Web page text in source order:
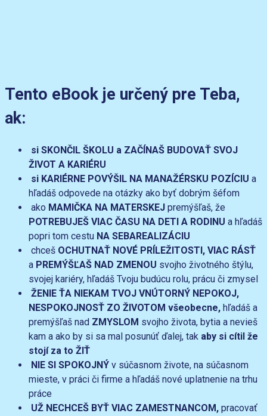
Tento eBook je určený pre Teba,
ak:
si SKONČIL ŠKOLU a ZAČÍNAŠ BUDOVAŤ SVOJ
ŽIVOT A KARIÉRU
si KARIÉRNE POVÝŠIL NA MANAŽÉRSKU POZÍCIU a
hľadáš odpovede na otázky ako byť dobrým šéfom
ako MAMIČKA NA MATERSKEJ premýšľaš, že
POTREBUJEŠ VIAC ČASU NA DETI A RODINU a hľadáš
popri tom cestu NA SEBAREALIZÁCIU
chceš OCHUTNAŤ NOVÉ PRÍLEŽITOSTI, VIAC RÁSŤ
a PREMÝŠĽAŠ NAD ZMENOU svojho životného štýlu,
svojej kariéry, hľadáš Tvoju budúcu rolu, prácu či zmysel
ŽENIE ŤA NIEKAM TVOJ VNÚTORNÝ NEPOKOJ,
NESPOKOJNOSŤ ZO ŽIVOTOM všeobecne, hľadáš a
premýšľaš nad ZMYSLOM svojho života, bytia a nevieš
kam a ako by si sa mal posunúť ďalej, tak aby si cítil že
stojí za to ŽIŤ
NIE SI SPOKOJNÝ v súčasnom živote, na súčasnom
mieste, v práci či firme a hľadáš nové uplatnenie na trhu
práce
UŽ NECHCEŠ BYŤ VIAC ZAMESTNANCOM, pracovať